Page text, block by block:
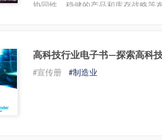
协同性、稳健的产品和库存战略等
高科技行业电子书—探索高科
#宣传册 #制造业